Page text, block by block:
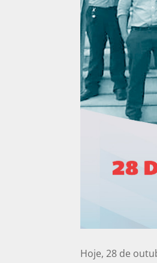
Hoje, 28 de